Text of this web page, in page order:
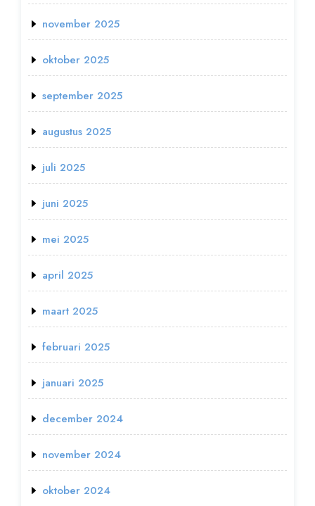
november 2025
oktober 2025
september 2025
augustus 2025
juli 2025
juni 2025
mei 2025
april 2025
maart 2025
februari 2025
januari 2025
december 2024
november 2024
oktober 2024